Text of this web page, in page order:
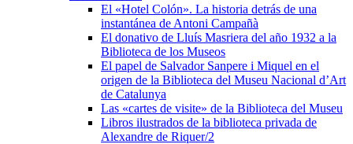
El «Hotel Colón». La historia detrás de una
instantánea de Antoni Campañà
El donativo de Lluís Masriera del año 1932 a la
Biblioteca de los Museos
El papel de Salvador Sanpere i Miquel en el
origen de la Biblioteca del Museu Nacional d’Art
de Catalunya
Las «cartes de visite» de la Biblioteca del Museu
Libros ilustrados de la biblioteca privada de
Alexandre de Riquer/2